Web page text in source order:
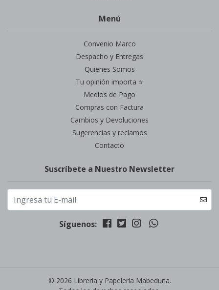
Menú
Convenio Marco
Despacho y Entregas
Quienes Somos
Tu opinión importa ⭐
Medios de Pago
Compras con Factura
Cambios y Devoluciones
Sugerencias y reclamos
Contacto
Suscríbete a Nuestro Newsletter
Síguenos:
© 2026 Librería y Papelería Mabeduna.